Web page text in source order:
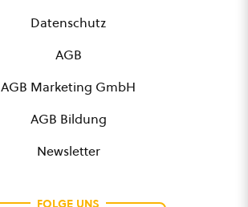
Datenschutz
AGB
AGB Marketing GmbH
AGB Bildung
Newsletter
FOLGE UNS